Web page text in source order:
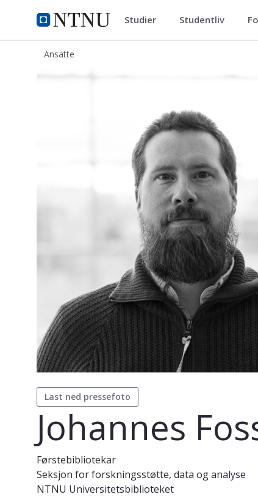
NTNU Hjemmeside
ntnu.no Studier Studentliv
Ansatte
Johannes Foss Sigurdson
Last ned pressefoto
Johannes
Førstebibliotekar
Seksjon for forskningsstøtte, data og analyse
NTNU Universitetsbiblioteket